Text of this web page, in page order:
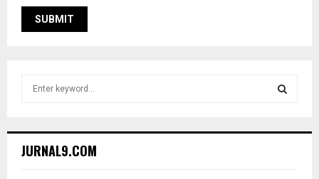
h
JURNAL9.COM